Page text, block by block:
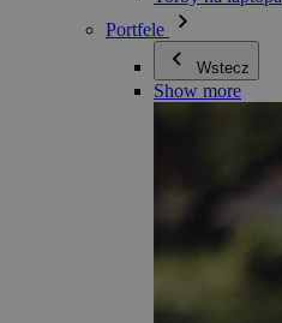
Portfele
Wstecz
Show more